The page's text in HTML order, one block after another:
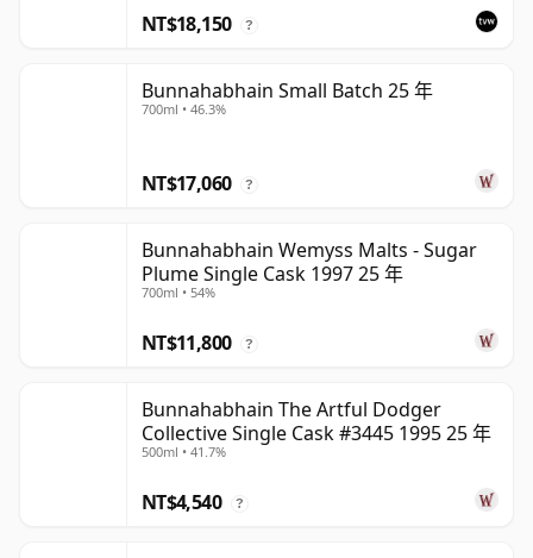
NT$18,150 ?
Bunnahabhain Small Batch 25 年
700ml • 46.3%
NT$17,060 ?
Bunnahabhain Wemyss Malts - Sugar
Plume Single Cask 1997 25 年
700ml • 54%
NT$11,800 ?
Bunnahabhain The Artful Dodger
Collective Single Cask #3445 1995 25 年
500ml • 41.7%
NT$4,540 ?